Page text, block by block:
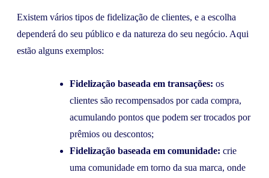
Existem vários tipos de fidelização de clientes, e a escolha
dependerá do seu público e da natureza do seu negócio. Aqui
estão alguns exemplos:
Fidelização baseada em transações: os
clientes são recompensados por cada compra,
acumulando pontos que podem ser trocados por
prêmios ou descontos;
Fidelização baseada em comunidade: crie
uma comunidade em torno da sua marca, onde